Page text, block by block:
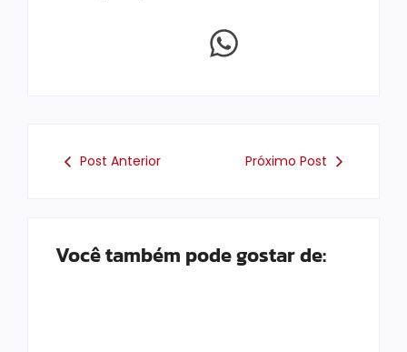
Post Anterior Próximo Post
Você também pode gostar de: